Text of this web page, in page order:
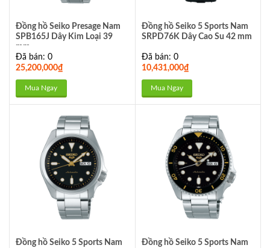
Đồng hồ Seiko Presage Nam
SPB165J Dây Kim Loại 39
mm
Đã bán: 0
25,200,000₫
Mua Ngay
Đồng hồ Seiko 5 Sports Nam
SRPD76K Dây Cao Su 42 mm
Đã bán: 0
10,431,000₫
Mua Ngay
Đồng hồ Seiko 5 Sports Nam
Đồng hồ Seiko 5 Sports Nam